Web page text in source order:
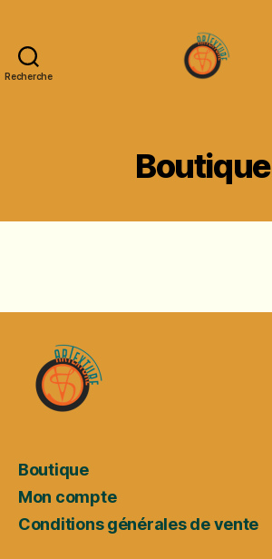
Recherche
Boutique
Boutique
Mon compte
Conditions générales de vente